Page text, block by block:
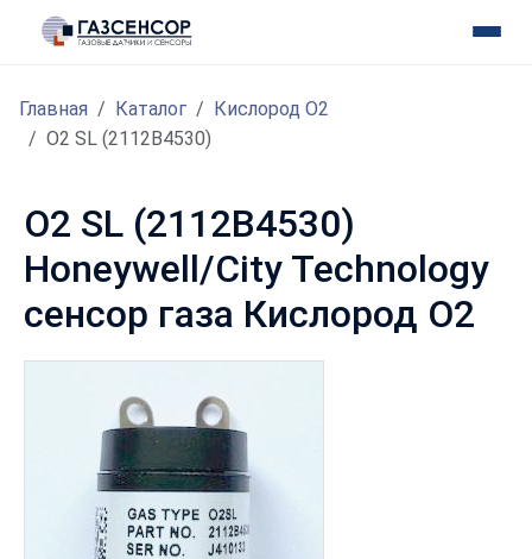
Главная Каталог
Кислород O2
O2 SL (2112B4530)
O2 SL (2112B4530)
Honeywell/City Technology
сенсор газа Кислород O2